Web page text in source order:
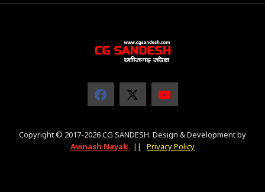
Copyright © 2017-2026 CG SANDESH. Design & Development by
Avinash Nayak
|| Privacy Policy